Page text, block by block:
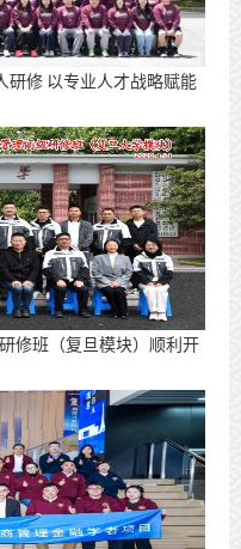
研修 以专业人才战略赋能
修班（复旦模块）顺利开